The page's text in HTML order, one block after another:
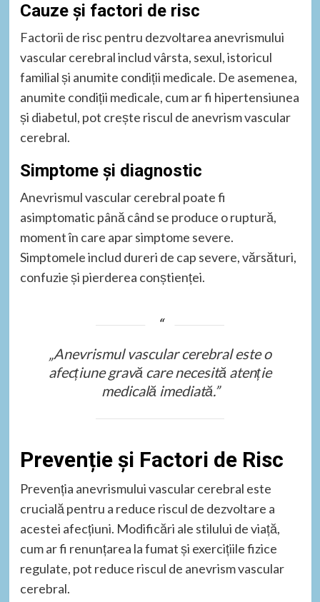
Cauze și factori de risc
Factorii de risc pentru dezvoltarea anevrismului
vascular cerebral includ vârsta, sexul, istoricul
familial și anumite condiții medicale. De asemenea,
anumite condiții medicale, cum ar fi hipertensiunea
și diabetul, pot crește riscul de anevrism vascular
cerebral.
Simptome și diagnostic
Anevrismul vascular cerebral poate fi
asimptomatic până când se produce o ruptură,
moment în care apar simptome severe.
Simptomele includ dureri de cap severe, vărsături,
confuzie și pierderea conștienței.
„Anevrismul vascular cerebral este o
afecțiune gravă care necesită atenție
medicală imediată.”
Prevenție și Factori de Risc
Prevenția anevrismului vascular cerebral este
crucială pentru a reduce riscul de dezvoltare a
acestei afecțiuni. Modificări ale stilului de viață,
cum ar fi renunțarea la fumat și exercițiile fizice
regulate, pot reduce riscul de anevrism vascular
cerebral.